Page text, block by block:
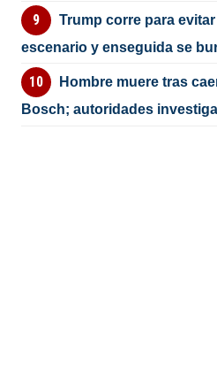
Trump corre para
escenario y enseguida se
Hombre muere tras
Bosch; autoridades